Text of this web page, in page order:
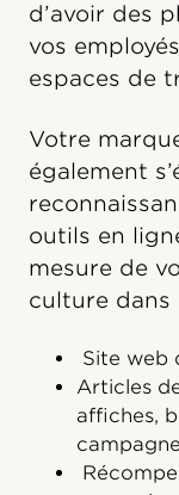
d’avoir des
vos
espaces de
Votre
également
outils en
mesure de
culture dans
Site web
Articles
affiches,